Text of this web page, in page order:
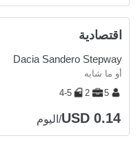
اقتصادية
Dacia Sandero Stepway
أو ما شابه
5
2
4-5
USD 0.14/اليوم